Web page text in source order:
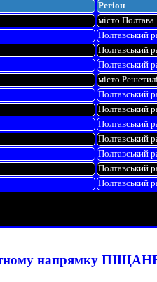
Регіон
місто Полтава
Полтавський
Полтавський
Полтавський
місто
Полтавський
Полтавський
Полтавський
Полтавський
Полтавський
Полтавський
Полтавський
напрямку